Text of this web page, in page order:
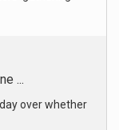
over whether
...